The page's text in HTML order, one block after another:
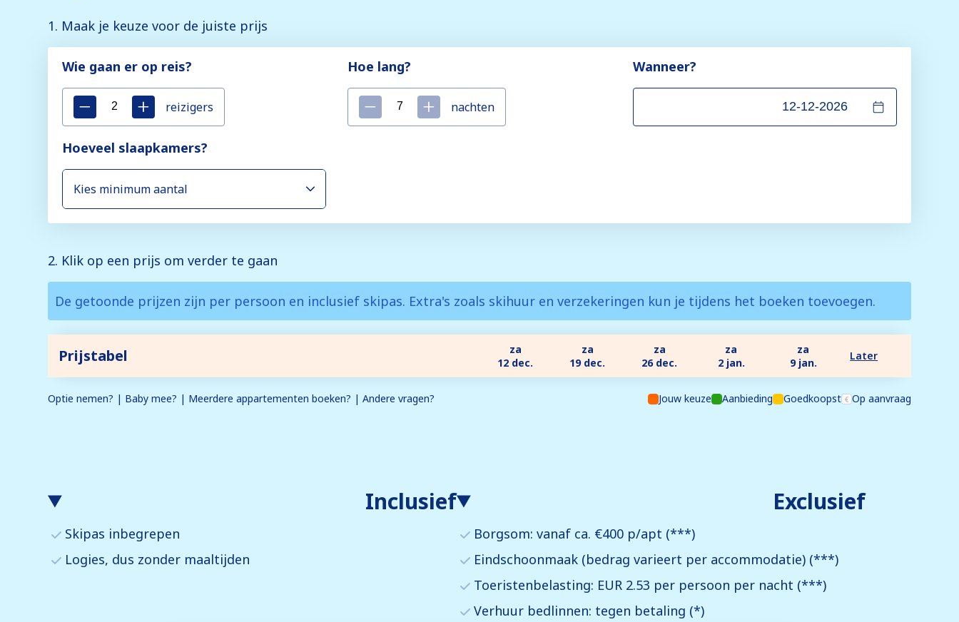
1. Maak je keuze voor de juiste prijs
Wie gaan er op reis?
reizigers
Hoe lang?
nachten
Wanneer?
Hoeveel slaapkamers?
2. Klik op een prijs om verder te gaan
De getoonde prijzen zijn per persoon en inclusief skipas. Extra's zoals skihuur en verzekeringen kun je tijdens het boeken toevoegen.
Prijstabel
za
12 dec.
za
19 dec.
za
26 dec.
za
2 jan.
za
9 jan.
Later
Optie nemen? | Baby mee? | Meerdere appartementen boeken? | Andere vragen? Jouw keuze Aanbieding Goedkoopst Op aanvraag
Inclusief
Skipas inbegrepen
Logies, dus zonder maaltijden
Exclusief
Borgsom: vanaf ca. €400 p/apt (***)
Eindschoonmaak (bedrag varieert per accommodatie) (***)
Toeristenbelasting: EUR 2.53 per persoon per nacht (***)
Verhuur bedlinnen: tegen betaling (*)